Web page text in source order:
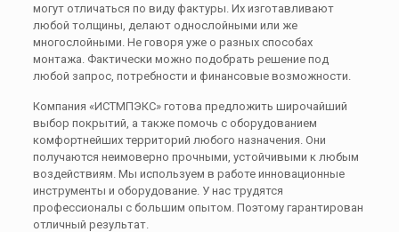
могут отличаться по виду фактуры. Их изготавливают
любой толщины, делают однослойными или же
многослойными. Не говоря уже о разных способах
монтажа. Фактически можно подобрать решение под
любой запрос, потребности и финансовые возможности.
Компания «ИСТМПЭКС» готова предложить широчайший
выбор покрытий, а также помочь с оборудованием
комфортнейших территорий любого назначения. Они
получаются неимоверно прочными, устойчивыми к любым
воздействиям. Мы используем в работе инновационные
инструменты и оборудование. У нас трудятся
профессионалы с большим опытом. Поэтому гарантирован
отличный результат.